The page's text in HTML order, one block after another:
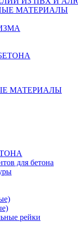
МАТЕРИАЛЫ
МАТЕРИАЛЫ
для бетона
рейки